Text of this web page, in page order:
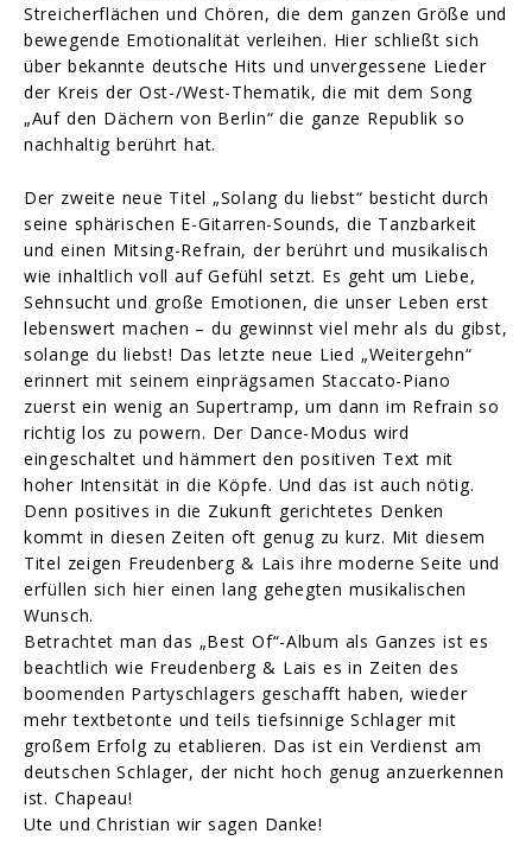
Streicherflächen und Chören, die dem ganzen Größe und
bewegende Emotionalität verleihen. Hier schließt sich
über bekannte deutsche Hits und unvergessene Lieder
der Kreis der Ost-/West-Thematik, die mit dem Song
„Auf den Dächern von Berlin“ die ganze Republik so
nachhaltig berührt hat.
Der zweite neue Titel „Solang du liebst“ besticht durch
seine sphärischen E-Gitarren-Sounds, die Tanzbarkeit
und einen Mitsing-Refrain, der berührt und musikalisch
wie inhaltlich voll auf Gefühl setzt. Es geht um Liebe,
Sehnsucht und große Emotionen, die unser Leben erst
lebenswert machen – du gewinnst viel mehr als du gibst,
solange du liebst! Das letzte neue Lied „Weitergehn“
erinnert mit seinem einprägsamen Staccato-Piano
zuerst ein wenig an Supertramp, um dann im Refrain so
richtig los zu powern. Der Dance-Modus wird
eingeschaltet und hämmert den positiven Text mit
hoher Intensität in die Köpfe. Und das ist auch nötig.
Denn positives in die Zukunft gerichtetes Denken
kommt in diesen Zeiten oft genug zu kurz. Mit diesem
Titel zeigen Freudenberg & Lais ihre moderne Seite und
erfüllen sich hier einen lang gehegten musikalischen
Wunsch.
Betrachtet man das „Best Of“-Album als Ganzes ist es
beachtlich wie Freudenberg & Lais es in Zeiten des
boomenden Partyschlagers geschafft haben, wieder
mehr textbetonte und teils tiefsinnige Schlager mit
großem Erfolg zu etablieren. Das ist ein Verdienst am
deutschen Schlager, der nicht hoch genug anzuerkennen
ist. Chapeau!
Ute und Christian wir sagen Danke!